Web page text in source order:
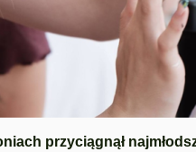
przyciągnął